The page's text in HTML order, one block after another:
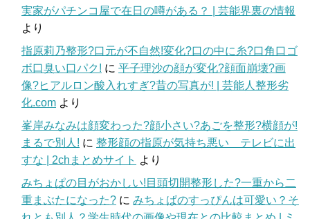
実家がパチンコ屋で在日の噂がある？ | 芸能界裏の情報
より
指原莉乃整形?口元が不自然!変化?口の中に糸?口角口ゴ
ボ口臭い口パク! に 平子理沙の顔が変化?顔面崩壊?画
像?ヒアルロン酸入れすぎ?昔の写真が! | 芸能人整形劣
化.com より
峯岸みなみは顔変わった?顔小さい?あごを整形?横顔が!
まるで別人! に 整形顔の指原が気持ち悪い テレビに出
すな | 2chまとめサイト より
みちょぱの目がおかしい!目頭切開整形した?一重から二
重まぶたになった? に みちょぱのすっぴんは可愛い？そ